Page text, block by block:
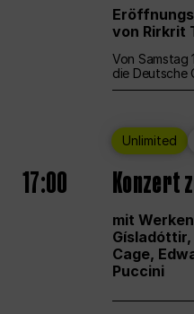
von Rirkrit
Von Samstag
die Deutsche
Unlimited
17:00 Konzert
mit
Cage,
Puccini